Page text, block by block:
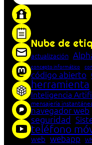
Nube de
actualización
concepto informático
código abierto
herramienta
Inteligencia
mensajería
navegador web
seguridad
teléfono
web webapp